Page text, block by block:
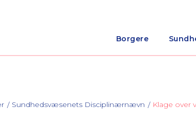
Borgere
Sundhedsvæsenets Disciplinærnævn Klage over